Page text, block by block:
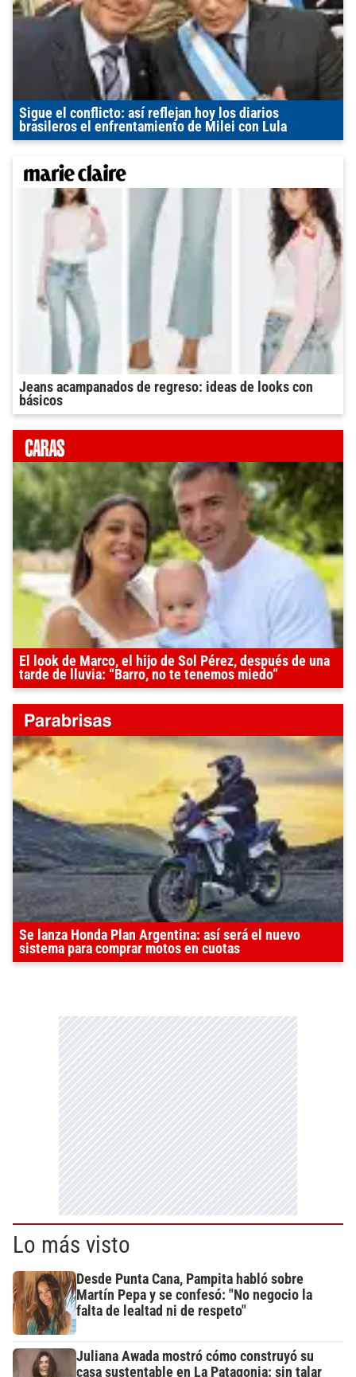
Sigue el conflicto: así reflejan hoy los diarios
brasileros el enfrentamiento de Milei con Lula
Jeans acampanados de regreso: ideas de looks con
básicos
El look de Marco, el hijo de Sol Pérez, después de una
tarde de lluvia: “Barro, no te tenemos miedo”
Se lanza Honda Plan Argentina: así será el nuevo
sistema para comprar motos en cuotas
Lo más visto
Desde Punta Cana, Pampita habló sobre
Martín Pepa y se confesó: "No negocio la
falta de lealtad ni de respeto"
Juliana Awada mostró cómo construyó su
casa sustentable en La Patagonia: sin talar